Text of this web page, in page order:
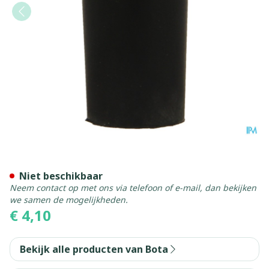
€ 4,10
Niet beschikbaar
Neem contact op met ons via telefoon of e-mail, dan bekijken
we samen de mogelijkheden.
Bekijk alle producten van Bota